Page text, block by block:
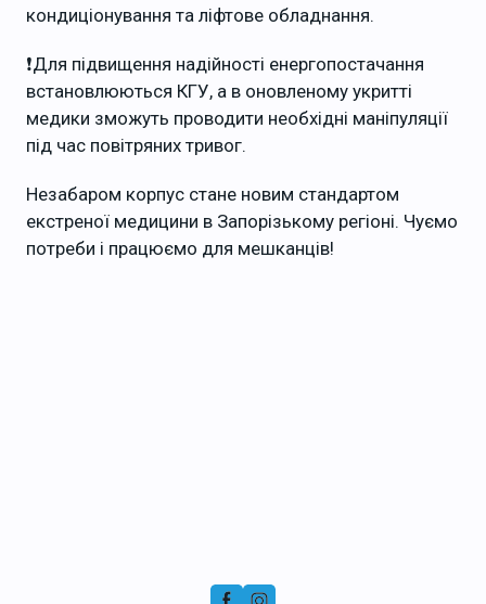
кондиціонування та ліфтове обладнання.
❗️Для підвищення надійності енергопостачання
встановлюються КГУ, а в оновленому укритті
медики зможуть проводити необхідні маніпуляції
під час повітряних тривог.
Незабаром корпус стане новим стандартом
екстреної медицини в Запорізькому регіоні. Чуємо
потреби і працюємо для мешканців!